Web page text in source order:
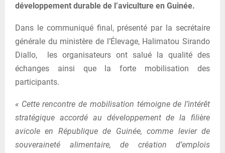
développement durable de l’aviculture en Guinée.
Dans le communiqué final, présenté par la secrétaire
générale du ministère de l’Élevage, Halimatou Sirando
Diallo, les organisateurs ont salué la qualité des
échanges ainsi que la forte mobilisation des
participants.
« Cette rencontre de mobilisation témoigne de l’intérêt
stratégique accordé au développement de la filière
avicole en République de Guinée, comme levier de
souveraineté alimentaire, de création d’emplois